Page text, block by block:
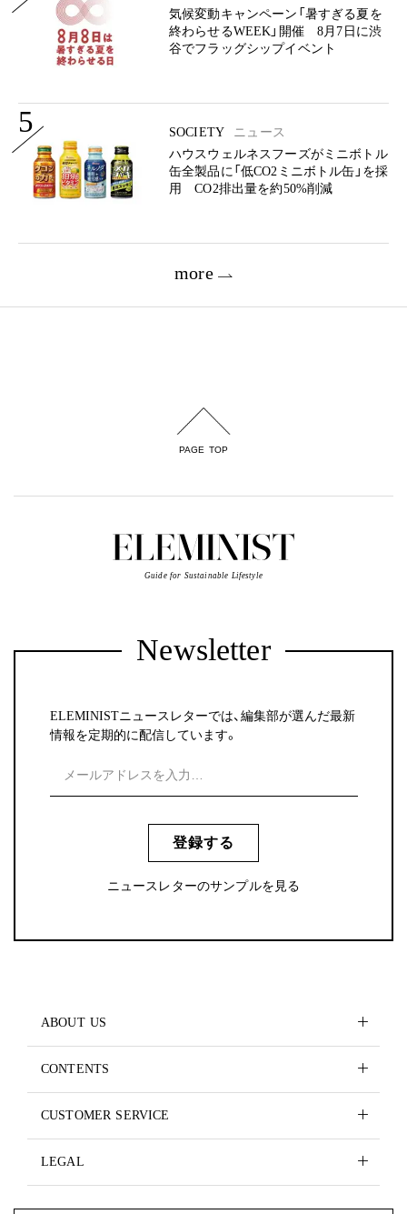
気候変動キャンペーン「暑すぎる夏を
終わらせるWEEK」開催 8月7日に渋
谷でフラッグシップイベント
5 SOCIETY
ニュース
ハウスウェルネスフーズがミニボトル
缶全製品に「低CO2ミニボトル缶」を採
用 CO2排出量を約50%削減
more
PAGE TOP
Guide for Sustainable Lifestyle
Newsletter
ELEMINISTニュースレターでは、編集部が選んだ最新
情報を定期的に配信しています。
登録する
ニュースレターのサンプルを見る
ABOUT US
CONTENTS
CUSTOMER SERVICE
LEGAL